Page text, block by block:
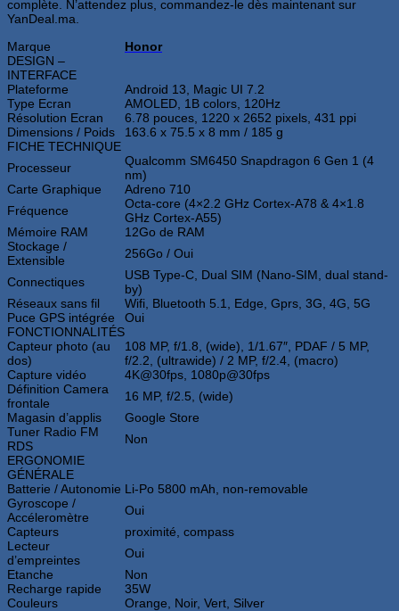
complète. N’attendez plus, commandez-le dès maintenant sur
YanDeal.ma.
Marque
Honor
DESIGN –
INTERFACE
Plateforme
Android 13, Magic UI 7.2
Type Ecran
AMOLED, 1B colors, 120Hz
Résolution Ecran
6.78 pouces, 1220 x 2652 pixels, 431 ppi
Dimensions / Poids
163.6 x 75.5 x 8 mm / 185 g
FICHE TECHNIQUE
Processeur
Qualcomm SM6450 Snapdragon 6 Gen 1 (4
nm)
Carte Graphique
Adreno 710
Fréquence
Octa-core (4×2.2 GHz Cortex-A78 & 4×1.8
GHz Cortex-A55)
Mémoire RAM
12Go de RAM
Stockage /
Extensible
256Go / Oui
Connectiques
USB Type-C, Dual SIM (Nano-SIM, dual stand-
by)
Réseaux sans fil
Wifi, Bluetooth 5.1, Edge, Gprs, 3G, 4G, 5G
Puce GPS intégrée
Oui
FONCTIONNALITÉS
Capteur photo (au
dos)
108 MP, f/1.8, (wide), 1/1.67″, PDAF / 5 MP,
f/2.2, (ultrawide) / 2 MP, f/2.4, (macro)
Capture vidéo
4K@30fps, 1080p@30fps
Définition Camera
frontale
16 MP, f/2.5, (wide)
Magasin d’applis
Google Store
Tuner Radio FM
RDS
Non
ERGONOMIE
GÉNÉRALE
Batterie / Autonomie Li-Po 5800 mAh, non-removable
Gyroscope /
Accéleromètre
Oui
Capteurs
proximité, compass
Lecteur
d’empreintes
Oui
Etanche
Non
Recharge rapide
35W
Couleurs
Orange, Noir, Vert, Silver